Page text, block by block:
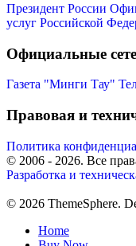
Президент России
услуг Российской
Официальные
Газета "Минги Тау"
Правовая и
Политика
© 2006 - 2026. Все
Разработка и
© 2026 ThemeSphere.
Home